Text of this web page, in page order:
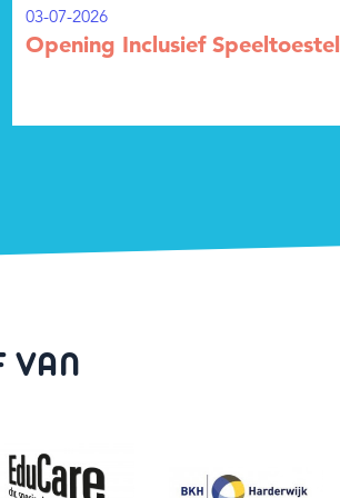
03-07-2026
Opening Inclusief Speeltoestel
VAN